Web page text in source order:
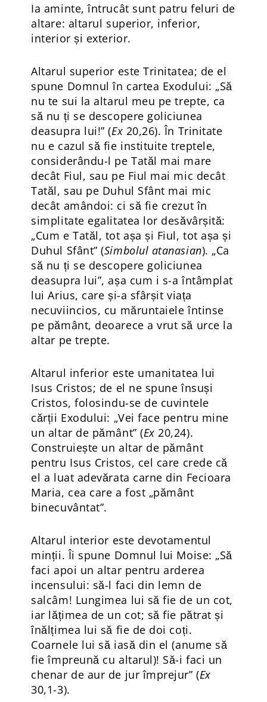
Ia aminte, întrucât sunt patru feluri de
altare: altarul superior, inferior,
interior și exterior.
Altarul superior este Trinitatea; de el
spune Domnul în cartea Exodului: „Să
nu te sui la altarul meu pe trepte, ca
să nu ți se descopere goliciunea
deasupra lui!” (Ex 20,26). În Trinitate
nu e cazul să fie instituite treptele,
considerându-l pe Tatăl mai mare
decât Fiul, sau pe Fiul mai mic decât
Tatăl, sau pe Duhul Sfânt mai mic
decât amândoi: ci să fie crezut în
simplitate egalitatea lor desăvârșită:
„Cum e Tatăl, tot așa și Fiul, tot așa și
Duhul Sfânt” (Simbolul atanasian). „Ca
să nu ți se descopere goliciunea
deasupra lui”, așa cum i s-a întâmplat
lui Arius, care și-a sfârșit viața
necuviincios, cu măruntaiele întinse
pe pământ, deoarece a vrut să urce la
altar pe trepte.
Altarul inferior este umanitatea lui
Isus Cristos; de el ne spune însuși
Cristos, folosindu-se de cuvintele
cărții Exodului: „Vei face pentru mine
un altar de pământ” (Ex 20,24).
Construiește un altar de pământ
pentru Isus Cristos, cel care crede că
el a luat adevărata carne din Fecioara
Maria, cea care a fost „pământ
binecuvântat”.
Altarul interior este devotamentul
minții. Îi spune Domnul lui Moise: „Să
faci apoi un altar pentru arderea
incensului: să-l faci din lemn de
salcâm! Lungimea lui să fie de un cot,
iar lățimea de un cot; să fie pătrat și
înălțimea lui să fie de doi coți.
Coarnele lui să iasă din el (anume să
fie împreună cu altarul)! Să-i faci un
chenar de aur de jur împrejur” (Ex
30,1-3).